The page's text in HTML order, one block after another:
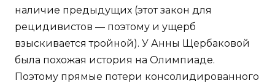
наличие предыдущих (этот закон для
рецидивистов — поэтому и ущерб
взыскивается тройной). У Анны Щербаковой
была похожая история на Олимпиаде.
Поэтому прямые потери консолидированного